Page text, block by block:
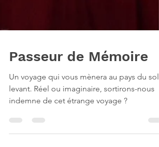
Passeur de Mémoire